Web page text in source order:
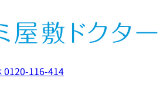
0120-116-414